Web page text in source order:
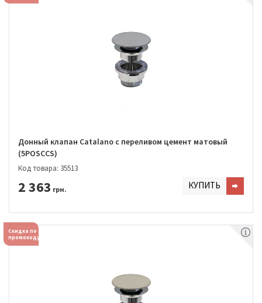
Донный клапан Catalano с переливом цемент матовый
(5POSCCS)
Код товара: 35513
2 363 грн. КУПИТЬ
Скидка по
промокоду